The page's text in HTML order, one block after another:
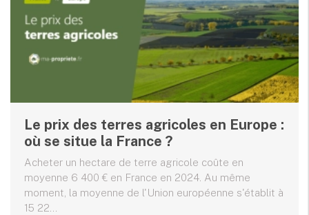
Le prix des terres agricoles en Europe :
où se situe la France ?
Acheter un hectare de terre agricole coûte en
moyenne 6 400 € en France en 2024. Au même
moment, la moyenne de l'Union européenne s'établit à
15 22...